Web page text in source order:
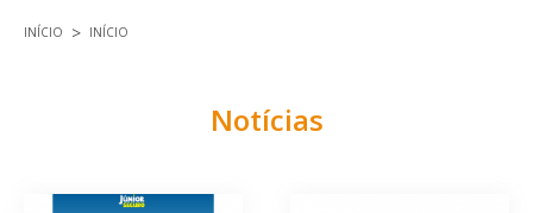
INÍCIO INÍCIO
Notícias